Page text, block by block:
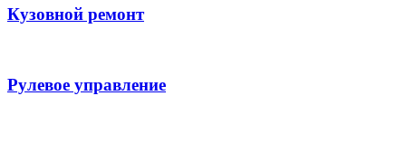
Кузовной ремонт
Рулевое управление